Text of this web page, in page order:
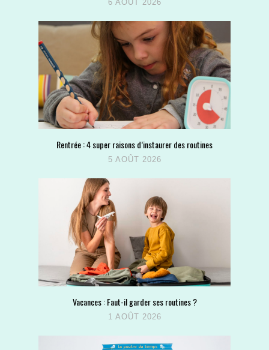
6 AOÛT 2026
Rentrée : 4 super raisons d’instaurer des routines
5 AOÛT 2026
Vacances : Faut-il garder ses routines ?
1 AOÛT 2026